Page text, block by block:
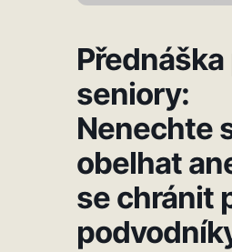
Přednáška
seniory:
Nenechte
obelhat
se chránit